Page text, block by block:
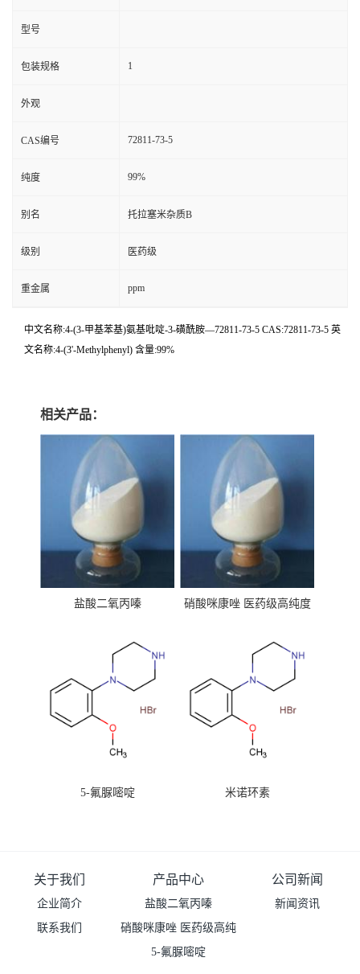
型号
包装规格 1
外观
CAS编号 72811-73-5
纯度 99%
别名 托拉塞米杂质B
级别 医药级
重金属 ppm
中文名称:4-(3-甲基苯基)氨基吡啶-3-磺酰胺—72811-73-5 CAS:72811-73-5 英
文名称:4-(3'-Methylphenyl) 含量:99%
相关产品：
盐酸二氧丙嗪
硝酸咪康唑 医药级高纯度
5-氟脲嘧啶 米诺环素
关于我们
企业简介
联系我们
产品中心
盐酸二氧丙嗪
硝酸咪康唑 医药级高纯
度99%原粉
5-氟脲嘧啶
公司新闻
新闻资讯